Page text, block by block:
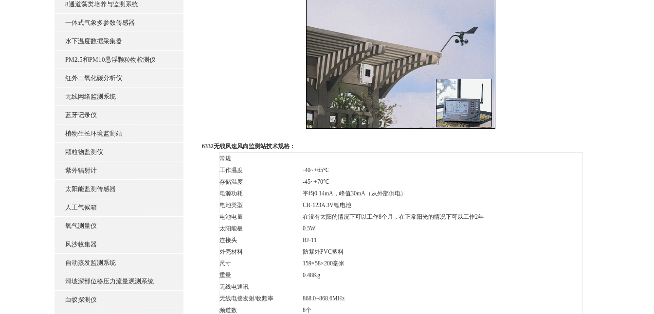
8通道藻类培养与监测系统
一体式气象多参数传感器
水下温度数据采集器
PM2.5和PM10悬浮颗粒物检测仪
红外二氧化碳分析仪
无线网络监测系统
蓝牙记录仪
植物生长环境监测站
颗粒物监测仪
紫外辐射计
太阳能监测传感器
人工气候箱
氧气测量仪
风沙收集器
自动蒸发监测系统
滑坡深部位移压力流量观测系统
白蚁探测仪
6332无线风速风向监测站技术规格：
常规
工作温度
-40~+65℃
存储温度
-45~+70℃
电源功耗
平均0.14mA，峰值30mA（从外部供电）
电池类型
CR-123A 3V锂电池
电池电量
在没有太阳的情况下可以工作8个月，在正常阳光的情况下可以工作2年
太阳能板
0.5W
连接头
RJ-11
外壳材料
防紫外PVC塑料
尺寸
159×58×200毫米
重量
0.48Kg
无线电通讯
无线电接发射/收频率
868.0~868.6MHz
频道数
8个